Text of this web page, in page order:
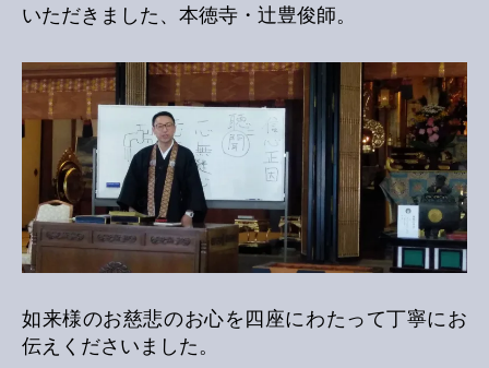
いただきました、本徳寺・辻豊俊師。
如来様のお慈悲のお心を四座にわたって丁寧にお
伝えくださいました。